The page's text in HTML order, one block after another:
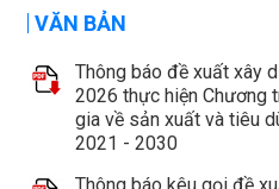
VĂN BẢN
Thông báo đề xuất xây
2026 thực hiện Chương
gia về sản xuất và tiêu
2021 - 2030